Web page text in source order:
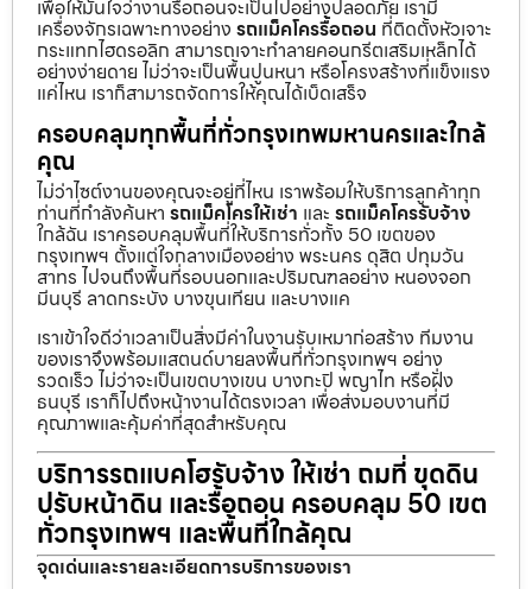
เพื่อให้มั่นใจว่างานรื้อถอนจะเป็นไปอย่างปลอดภัย เรามี
เครื่องจักรเฉพาะทางอย่าง รถแม็คโครรื้อถอน ที่ติดตั้งหัวเจาะ
กระแทกไฮดรอลิก สามารถเจาะทำลายคอนกรีตเสริมเหล็กได้
อย่างง่ายดาย ไม่ว่าจะเป็นพื้นปูนหนา หรือโครงสร้างที่แข็งแรง
แค่ไหน เราก็สามารถจัดการให้คุณได้เบ็ดเสร็จ
ครอบคลุมทุกพื้นที่ทั่วกรุงเทพมหานครและใกล้
คุณ
ไม่ว่าไซต์งานของคุณจะอยู่ที่ไหน เราพร้อมให้บริการลูกค้าทุก
ท่านที่กำลังค้นหา รถแม็คโครให้เช่า และ รถแม็คโครรับจ้าง
ใกล้ฉัน เราครอบคลุมพื้นที่ให้บริการทั่วทั้ง 50 เขตของ
กรุงเทพฯ ตั้งแต่ใจกลางเมืองอย่าง พระนคร ดุสิต ปทุมวัน
สาทร ไปจนถึงพื้นที่รอบนอกและปริมณฑลอย่าง หนองจอก
มีนบุรี ลาดกระบัง บางขุนเทียน และบางแค
เราเข้าใจดีว่าเวลาเป็นสิ่งมีค่าในงานรับเหมาก่อสร้าง ทีมงาน
ของเราจึงพร้อมแสตนด์บายลงพื้นที่ทั่วกรุงเทพฯ อย่าง
รวดเร็ว ไม่ว่าจะเป็นเขตบางเขน บางกะปิ พญาไท หรือฝั่ง
ธนบุรี เราก็ไปถึงหน้างานได้ตรงเวลา เพื่อส่งมอบงานที่มี
คุณภาพและคุ้มค่าที่สุดสำหรับคุณ
บริการรถแบคโฮรับจ้าง ให้เช่า ถมที่ ขุดดิน
ปรับหน้าดิน และรื้อถอน ครอบคลุม 50 เขต
ทั่วกรุงเทพฯ และพื้นที่ใกล้คุณ
จุดเด่นและรายละเอียดการบริการของเรา